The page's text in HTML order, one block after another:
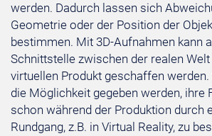
werden. Dadurch lassen sich
Geometrie oder der Position der
bestimmen. Mit 3D-Aufnahmen kann
Schnittstelle zwischen der realen Welt
virtuellen Produkt geschaffen werden.
die Möglichkeit gegeben werden, ihre
schon während der Produktion durch
Rundgang, z.B. in Virtual Reality, zu